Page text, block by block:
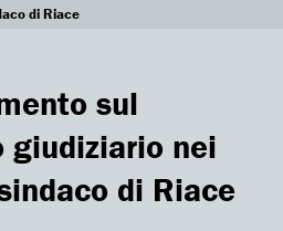
di Riace
sul
giudiziario nei
di Riace